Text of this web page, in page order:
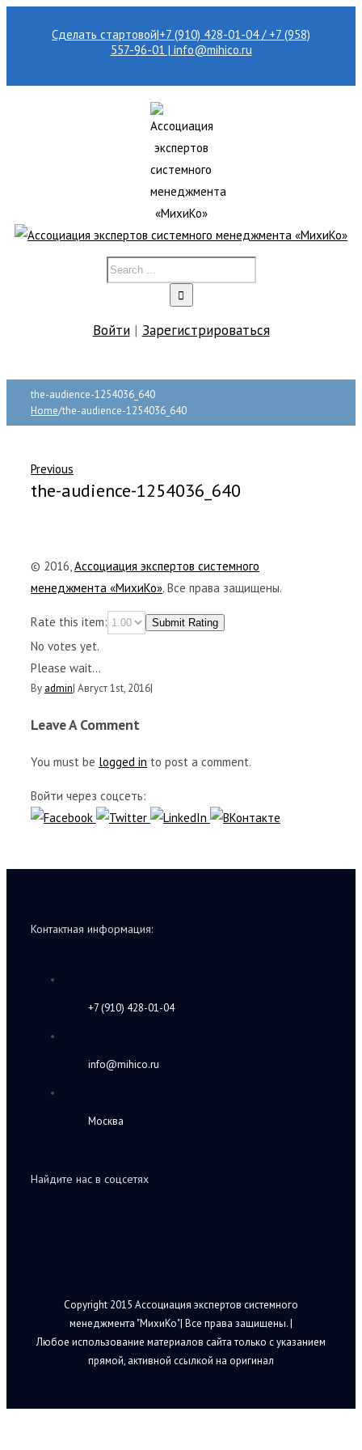
Сделать стартовой|+7 (910) 428-01-04 / +7 (958)
557-96-01 | info@mihico.ru
Войти| Зарегистрироваться
the-audience-1254036_640
Home/the-audience-1254036_640
Previous
the-audience-1254036_640
© 2016,Ассоциация экспертов системного
менеджмента «МихиКо». Все права защищены.
Rate this item: Submit Rating
No votes yet.
Please wait...
By admin| Август 1st, 2016|
Leave A Comment
You must be logged in to post a comment.
Войти через соцсеть:
Контактная информация:
+7 (910) 428-01-04
info@mihico.ru
Москва
Найдите нас в соцсетях
Copyright 2015 Ассоциация экспертов системного
менеджмента "МихиКо"| Все права защищены. |
Любое использование материалов сайта только с указанием
прямой, активной ссылкой на оригинал